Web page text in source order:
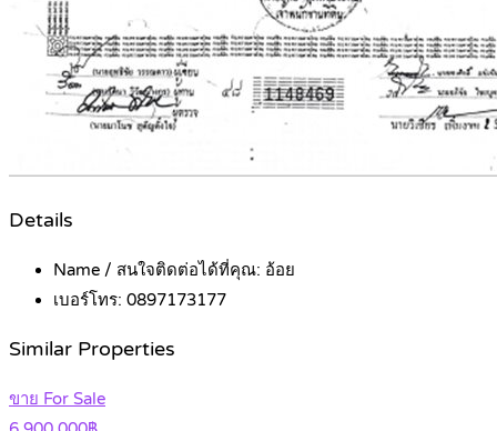
Details
Name / สนใจติดต่อได้ที่คุณ: อ้อย
เบอร์โทร: 0897173177
Similar Properties
ขาย For Sale